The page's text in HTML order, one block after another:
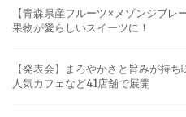
【青森県産フルーツ×メゾンジブ
果物が愛らしいスイーツに！
【発表会】まろやかさと旨みが持
人気カフェなど41店舗で展開